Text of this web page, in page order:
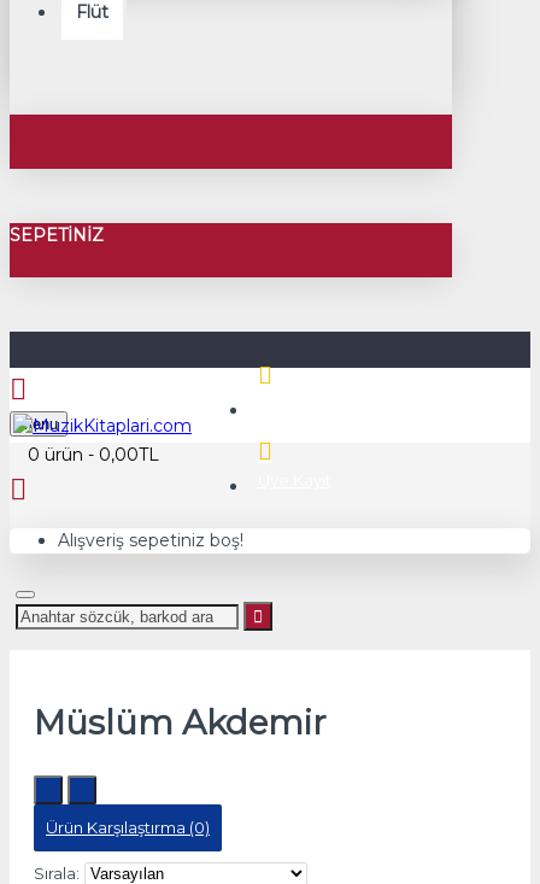
Flüt
SEPETINIZ
Menu
0 ürün - 0,00TL
Alışveriş sepetiniz boş!
Müslüm Akdemir
Ürün Karşılaştırma (0)
Sırala: